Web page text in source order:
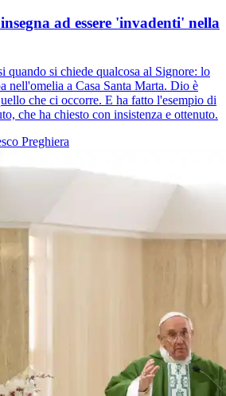
ad essere 'invadenti' nella
quando si chiede qualcosa al Signore: lo
nell'omelia a Casa Santa Marta. Dio è
che ci occorre. E ha fatto l'esempio di
che ha chiesto con insistenza e ottenuto.
Preghiera